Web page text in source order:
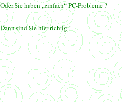
Oder Sie haben „einfach“ PC-Probleme ?
Dann sind Sie hier richtig !